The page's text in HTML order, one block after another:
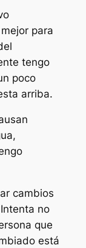
para
tengo
poco
arriba.
cambios
no
que
está